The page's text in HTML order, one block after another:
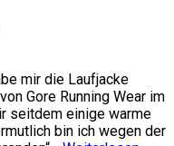
mir die Laufjacke
Gore Running Wear im
seitdem einige warme
bin ich wegen der